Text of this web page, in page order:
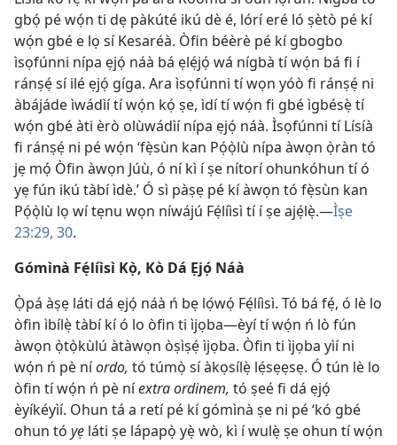
gbọ́ pé wọ́n ti dẹ pàkúté ikú dè é, lórí eré ló ṣètò pé kí
wọ́n gbé e lọ sí Kesaréà. Òfin béèrè pé kí gbogbo
ìsọfúnni nípa ẹjọ́ náà bá ẹlẹ́jọ́ wá nígbà tí wọ́n bá fi í
ránṣẹ́ sí ilé ẹjọ́ gíga. Ara ìsọfúnni tí wọn yóò fi ránṣẹ́ ni
àbájáde ìwádìí tí wọ́n kọ́ ṣe, ìdí tí wọ́n fi gbé ìgbésẹ̀ tí
wọ́n gbé àti èrò olùwádìí nípa ẹjọ́ náà. Ìsọfúnni tí Lísíà
fi ránṣẹ́ ni pé wọ́n ‘fẹ̀sùn kan Pọ́ọ̀lù nípa àwọn ọ̀ràn tó
jẹ mọ́ Òfin àwọn Júù, ó ní kì í ṣe nítorí ohunkóhun tí ó
yẹ fún ikú tàbí ìdè.’ Ó sì pàṣẹ pé kí àwọn tó fẹ̀sùn kan
Pọ́ọ̀lù lọ wí tẹnu wọn níwájú Fẹ́líìsì tí í ṣe ajẹ́lẹ̀.—Ìṣe
23:29, 30.
Gómìnà Fẹ́líìsì Kọ̀, Kò Dá Ẹjọ́ Náà
Ọ̀pá àṣẹ láti dá ẹjọ́ náà ń bẹ lọ́wọ́ Fẹ́líìsì. Tó bá fẹ́, ó lè lo
òfin ìbílẹ̀ tàbí kí ó lo òfin ti ìjọba—èyí tí wọ́n ń lò fún
àwọn ọ̀tọ̀kùlú àtàwọn òṣìṣẹ́ ìjọba. Òfin ti ìjọba yìí ni
wọ́n ń pè níordo, tó túmọ̀ sí àkọsílẹ̀ lẹ́sẹẹsẹ. Ó tún lè lo
òfin tí wọ́n ń pè níextra ordinem, tó ṣeé fi dá ẹjọ́
èyíkéyìí. Ohun tá a retí pé kí gómìnà ṣe ni pé ‘kó gbé
ohun tó yẹ láti ṣe lápapọ̀ yẹ̀ wò, kì í wulẹ̀ ṣe ohun tí wọ́n